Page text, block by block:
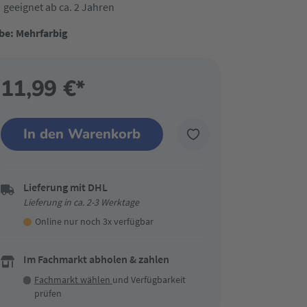
geeignet ab ca. 2 Jahren
Mehrfarbig
11,99 €*
In den Warenkorb
Lieferung mit DHL
Lieferung in ca. 2-3 Werktage
Online nur noch 3x verfügbar
Im Fachmarkt abholen & zahlen
Fachmarkt wählen und Verfügbarkeit
prüfen